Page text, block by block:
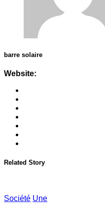
barre solaire
Website:
Related Story
Société Une